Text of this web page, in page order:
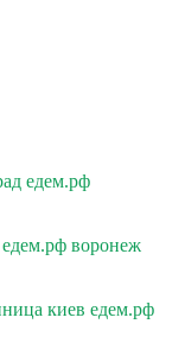
едем.рф
едем.рф воронеж
киев едем.рф